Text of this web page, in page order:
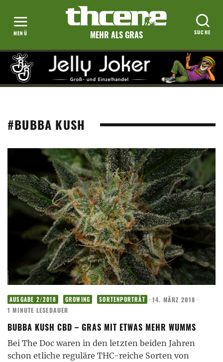
MEHR ALS GRAS
#BUBBA KUSH
AUSGABE 2/2018 GROWING SORTENPORTRÄT · 14. MÄRZ 2018 ·
1 MINUTE LESEDAUER
BUBBA KUSH CBD – GRAS MIT ETWAS MEHR WUMMS
Bei The Doc waren in den letzten beiden Jahren
schon etliche reguläre THC-reiche Sorten von